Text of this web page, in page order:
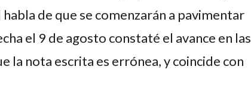
de que se comenzarán a pavimentar
el 9 de agosto constaté el avance en las
la nota escrita es errónea, y coincide con